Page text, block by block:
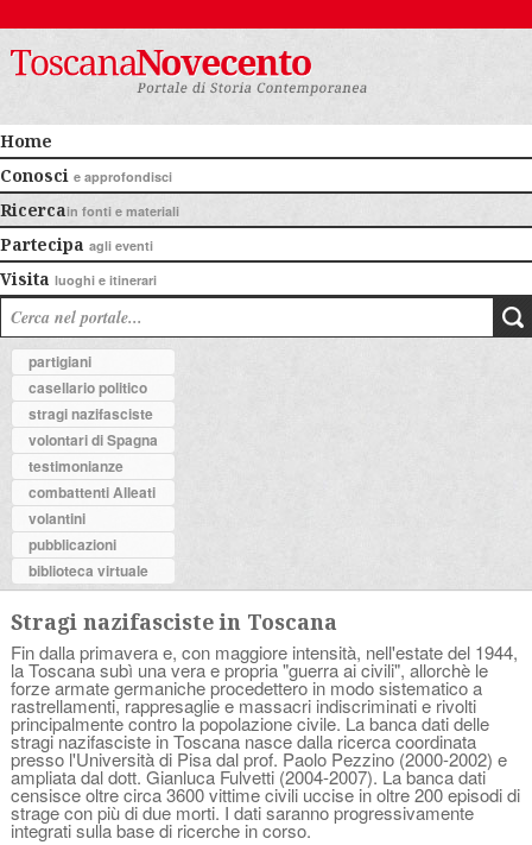
Home
Conosci e approfondisci
Ricercain fonti e materiali
Partecipa agli eventi
Visita luoghi e itinerari
partigiani
casellario politico
stragi nazifasciste
volontari di Spagna
testimonianze
combattenti Alleati
volantini
pubblicazioni
biblioteca virtuale
Stragi nazifasciste in Toscana
Fin dalla primavera e, con maggiore intensità, nell'estate del 1944,
la Toscana subì una vera e propria "guerra ai civili", allorchè le
forze armate germaniche procedettero in modo sistematico a
rastrellamenti, rappresaglie e massacri indiscriminati e rivolti
principalmente contro la popolazione civile. La banca dati delle
stragi nazifasciste in Toscana nasce dalla ricerca coordinata
presso l'Università di Pisa dal prof. Paolo Pezzino (2000-2002) e
ampliata dal dott. Gianluca Fulvetti (2004-2007). La banca dati
censisce oltre circa 3600 vittime civili uccise in oltre 200 episodi di
strage con più di due morti. I dati saranno progressivamente
integrati sulla base di ricerche in corso.